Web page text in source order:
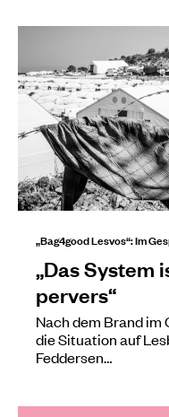
„Bag4good Lesvos“: Im
„Das System
pervers“
Nach dem Brand
die Situation auf
Feddersen…